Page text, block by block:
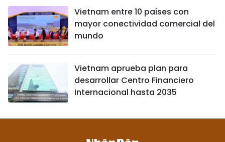
Vietnam entre 10 países con
mayor conectividad comercial del
mundo
Vietnam aprueba plan para
desarrollar Centro Financiero
Internacional hasta 2035